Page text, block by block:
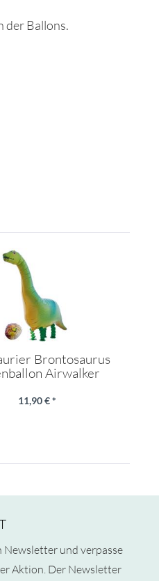
der Ballons.
Brontosaurus
Airwalker
11,90 € *
Newsletter und verpasse
Aktion. Der Newsletter